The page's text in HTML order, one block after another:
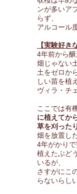
ンが多いア
らず、
アルコール
【実験好き
4年前から醸
畑じゃない
土をゼロか
しい苗を植
ヴィラ・チ
ここでは有
に植えてか
草を刈った
畑を放置し
4年がかりで
植えたぶど
いるが、
さすがにこ
らないらしい